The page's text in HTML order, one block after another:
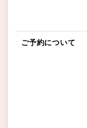
ご予約について